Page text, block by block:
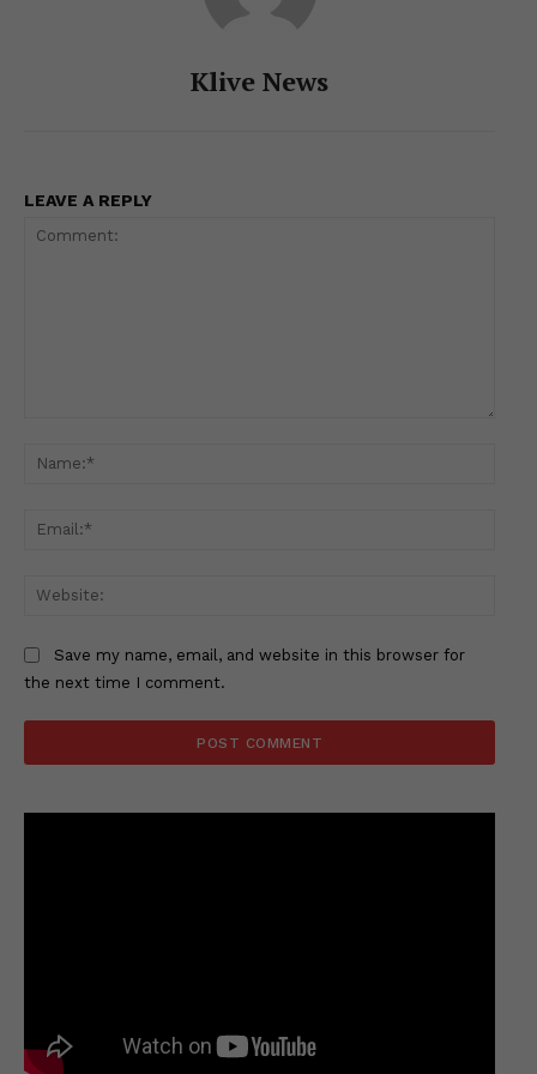
Klive News
LEAVE A REPLY
Save my name, email, and website in this browser for
the next time I comment.